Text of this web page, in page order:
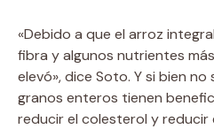
«Debido a que el arroz
fibra y algunos nutrientes
elevó», dice Soto. Y si bien
granos enteros tienen
reducir el colesterol y reducir